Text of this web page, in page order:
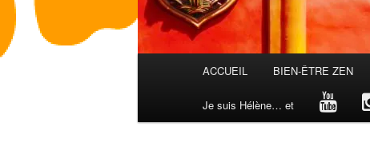
ACCUEIL BIEN-ÊTRE ZEN
Je suis Hélène… et